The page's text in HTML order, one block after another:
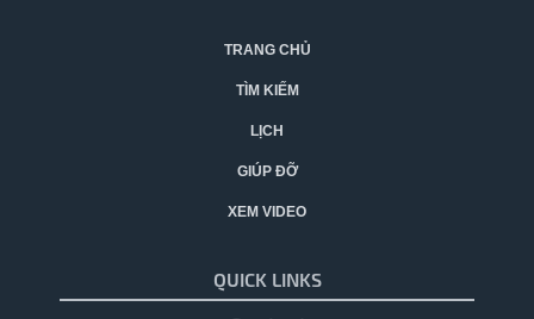
TRANG CHỦ
TÌM KIẾM
LỊCH
GIÚP ĐỠ
XEM VIDEO
QUICK LINKS